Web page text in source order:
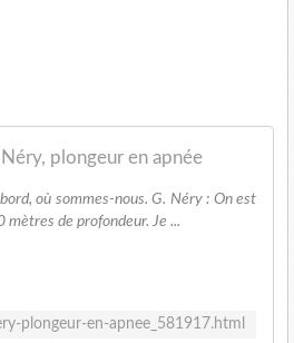
plongeur en apnée
où sommes-nous. G. Néry : On est
mètres de profondeur. Je ...
plongeur-en-apnee_581917.html